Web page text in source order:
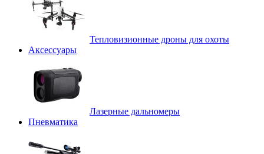
Тепловизионные дроны для охоты
Аксессуары
Лазерные дальномеры
Пневматика